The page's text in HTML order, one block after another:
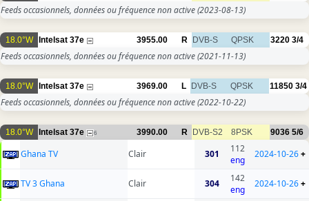
Feeds occasionnels, données ou fréquence non active(2023-08-13)
18.0°W Intelsat 37e 3955.00 R DVB-S QPSK 3220 3/4
Feeds occasionnels, données ou fréquence non active(2021-11-13)
18.0°W Intelsat 37e 3969.00 L DVB-S QPSK 11850 3/4
Feeds occasionnels, données ou fréquence non active(2022-10-22)
18.0°W Intelsat 37e 6 3990.00 R DVB-S2 8PSK 9036 5/6
Ghana TV Clair 301
112
eng
2024-10-26+
TV 3 Ghana Clair 304
142
eng
2024-10-26+